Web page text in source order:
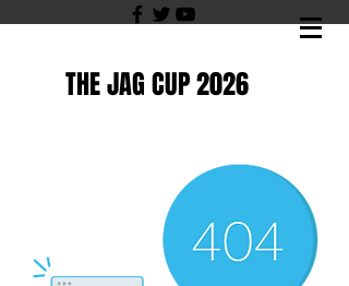
THE JAG CUP 2026